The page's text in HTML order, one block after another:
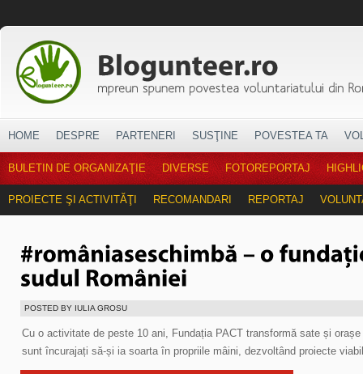
HOME DESPRE PARTENERI SUSŢINE POVESTEA TA
BULETIN DE ORGANIZAŢIE DIVERSE FOTOREPORTAJ
PROIECTE ŞI ACTIVITĂŢI RECOMANDARI REPORTAJ
POSTED BY IULIA GROSU
Cu o activitate de peste 10 ani, Fundația PACT transformă sate și
sunt încurajați să-și ia soarta în propriile mâini, dezvoltând proiecte